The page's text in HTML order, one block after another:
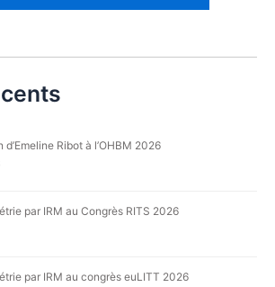
d’Emeline Ribot à l’OHBM 2026
par IRM au Congrès RITS 2026
par IRM au congrès euLITT 2026